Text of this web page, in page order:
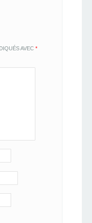
AVEC *